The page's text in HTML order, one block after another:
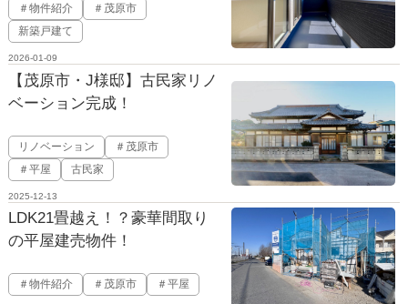
＃物件紹介
＃茂原市
新築戸建て
2026-01-09
【茂原市・J様邸】古民家リノ
ベーション完成！
リノベーション
＃茂原市
＃平屋
古民家
2025-12-13
LDK21畳越え！？豪華間取り
の平屋建売物件！
＃物件紹介 ＃茂原市 ＃平屋